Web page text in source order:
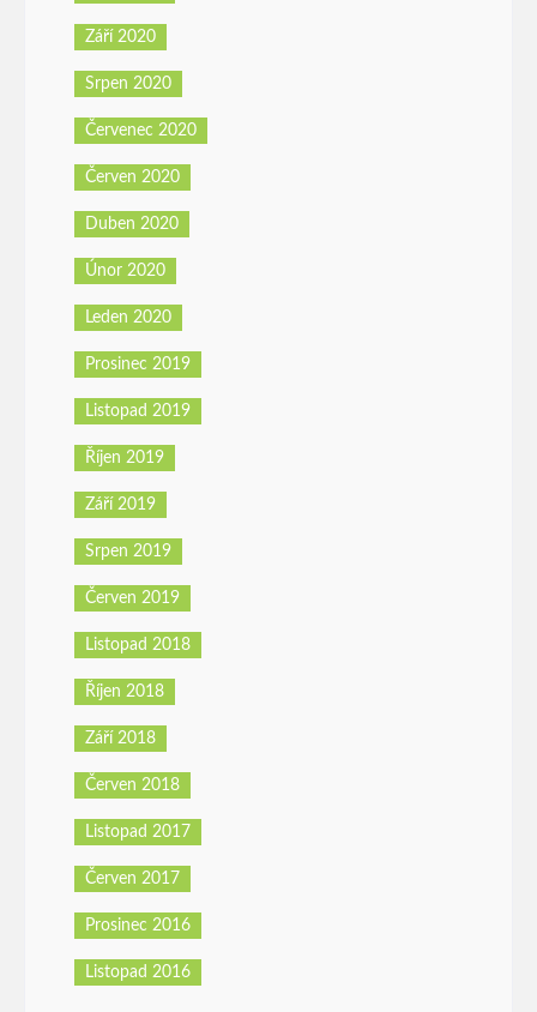
Září 2020
Srpen 2020
Červenec 2020
Červen 2020
Duben 2020
Únor 2020
Leden 2020
Prosinec 2019
Listopad 2019
Říjen 2019
Září 2019
Srpen 2019
Červen 2019
Listopad 2018
Říjen 2018
Září 2018
Červen 2018
Listopad 2017
Červen 2017
Prosinec 2016
Listopad 2016